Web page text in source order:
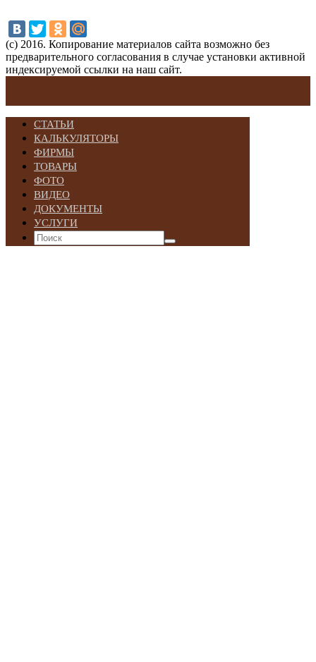
(с) 2016. Копирование материалов сайта возможно без
предварительного согласования в случае установки активной
индексируемой ссылки на наш сайт.
СТАТЬИ
КАЛЬКУЛЯТОРЫ
ФИРМЫ
ТОВАРЫ
ФОТО
ВИДЕО
ДОКУМЕНТЫ
УСЛУГИ